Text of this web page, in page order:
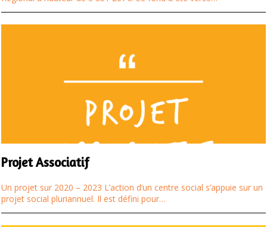
Projet Associatif
Un projet sur 2020 – 2023 L’action d’un centre social s’appuie sur un
projet social pluriannuel. Il est défini pour…